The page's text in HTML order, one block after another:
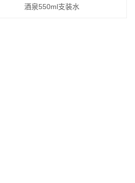
酒泉550ml支装水